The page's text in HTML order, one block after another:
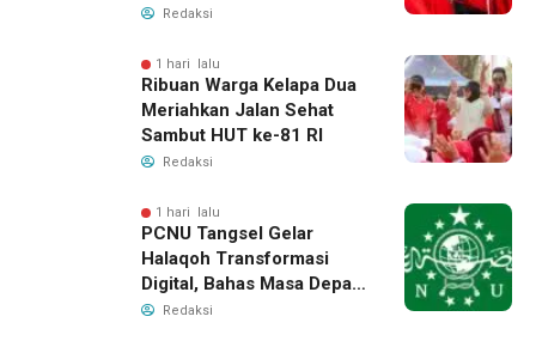
Harumkan Nama Banten
Redaksi
1 hari lalu
Ribuan Warga Kelapa Dua
Meriahkan Jalan Sehat
Sambut HUT ke-81 RI
Redaksi
1 hari lalu
PCNU Tangsel Gelar
Halaqoh Transformasi
Digital, Bahas Masa Depan
NU di Era Disrupsi
Redaksi